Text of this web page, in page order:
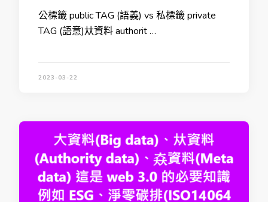
公標籤 public TAG (語義) vs 私標籤 private
TAG (語意)夶資料 authorit …
2023-03-22